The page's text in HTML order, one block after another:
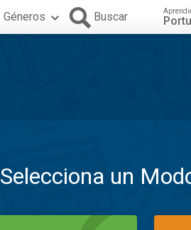
Géneros Buscar
Selecciona un